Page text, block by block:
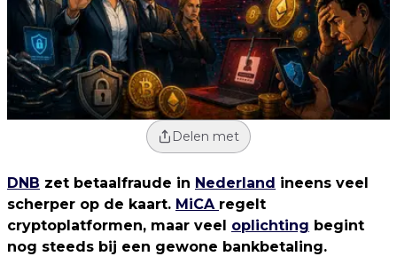
Delen met
DNB zet betaalfraude in Nederland ineens veel
scherper op de kaart. MiCA regelt
cryptoplatformen, maar veel oplichting begint
nog steeds bij een gewone bankbetaling.